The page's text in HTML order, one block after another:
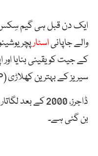
ایک دن قبل ہی گیم سِکس
والے جاپانیاسٹار
کے جیت کو یقینی بنایا
سیریز کے بہترین کھلاڑی (MVP) کا اعزاز حاصل کیا۔
بن گئی ہے۔